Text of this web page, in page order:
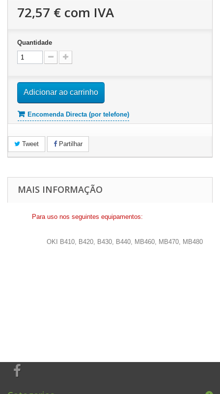
72,57 € com IVA
Quantidade
Adicionar ao carrinho
Encomenda Directa (por telefone)
Tweet Partilhar
MAIS INFORMAÇÃO
Para uso nos seguintes equipamentos:
OKI B410, B420, B430, B440, MB460, MB470, MB480